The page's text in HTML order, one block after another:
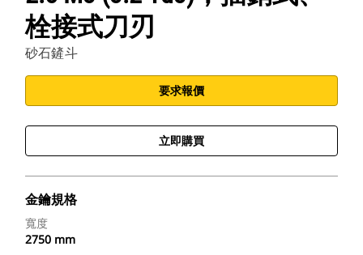
栓接式刀刃
砂石鏟斗
要求報價
立即購買
金鑰規格
寬度
2750 mm